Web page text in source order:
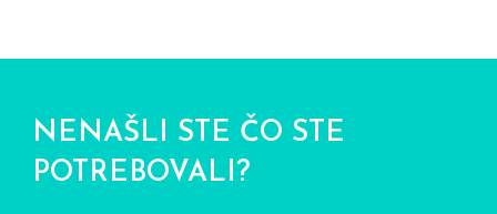
NENAŠLI STE ČO STE
POTREBOVALI?